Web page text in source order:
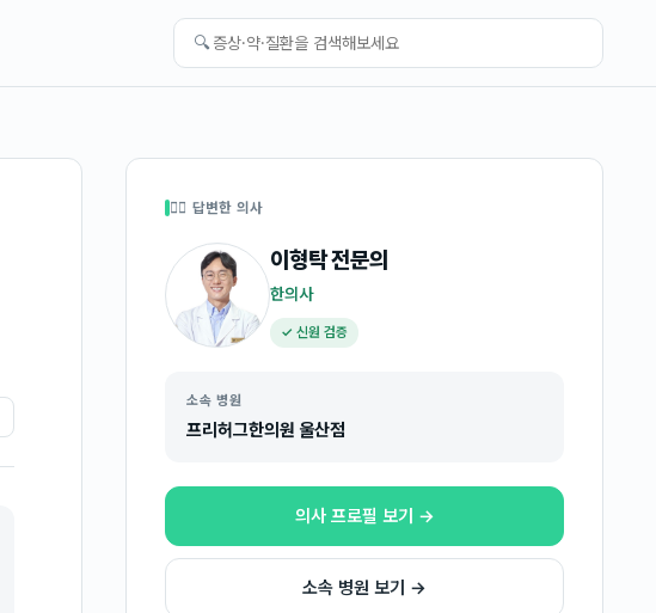
🔍
👩‍⚕️ 답변한 의사
이형탁전문의
한의사
✓ 신원 검증
소속 병원
프리허그한의원 울산점
의사 프로필 보기 →
소속 병원 보기 →